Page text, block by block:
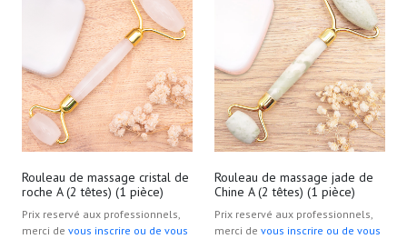
Rouleau de massage cristal de
roche A (2 têtes) (1 pièce)
Prix reservé aux professionnels,
merci de vous inscrire ou de vous
Rouleau de massage jade de
Chine A (2 têtes) (1 pièce)
Prix reservé aux professionnels,
merci de vous inscrire ou de vous